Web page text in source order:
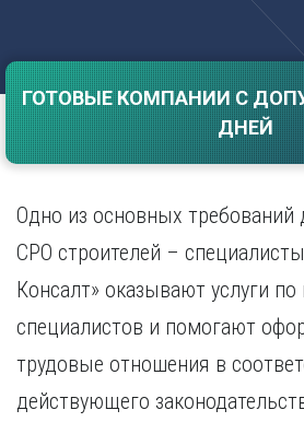
Е
Екатеринбург
И
Ижевск
Иркутск
К
Калуга
Кемерово
ГОТОВЫЕ КОМПАНИИ С
ДНЕЙ
Одно из основных требований
СРО строителей –
Консалт» оказывают услуги по
специалистов и помогают
трудовые отношения в
действующего